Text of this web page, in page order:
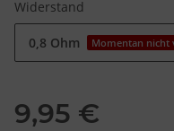
Widerstand
0,8 Ohm Momentan nicht
9,95 €